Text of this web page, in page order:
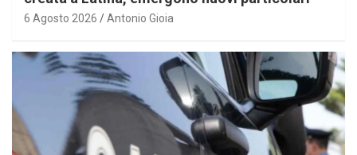
6 Agosto 2026 Antonio Gioia